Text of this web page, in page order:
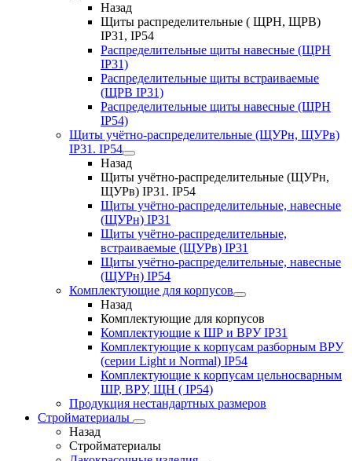
Назад
Щиты распределительные ( ЩРН, ЩРВ)
IP31, IP54
Распределительные щиты навесные (ЩРН
IP31)
Распределительные щиты встраиваемые
(ЩРВ IP31)
Распределительные щиты навесные (ЩРН
IP54)
Щиты учётно-распределительные (ЩУРн, ЩУРв)
IP31. IP54
Назад
Щиты учётно-распределительные (ЩУРн,
ЩУРв) IP31. IP54
Щиты учётно-распределительные, навесные
(ЩУРн) IP31
Щиты учётно-распределительные,
встраиваемые (ЩУРв) IP31
Щиты учётно-распределительные, навесные
(ЩУРн) IP54
Комплектующие для корпусов
Назад
Комплектующие для корпусов
Комплектующие к ШР и ВРУ IP31
Комплектующие к корпусам разборным ВРУ
(серии Light и Normal) IP54
Комплектующие к корпусам цельносварным
ШР, ВРУ, ЩН ( IP54)
Продукция нестандартных размеров
Стройматериалы
Назад
Стройматериалы